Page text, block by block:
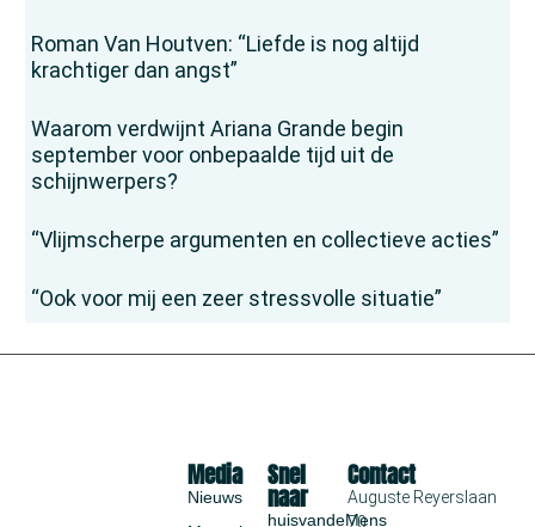
Roman Van Houtven: “Liefde is nog altijd
krachtiger dan angst”
Waarom verdwijnt Ariana Grande begin
september voor onbepaalde tijd uit de
schijnwerpers?
“Vlijmscherpe argumenten en collectieve acties”
“Ook voor mij een zeer stressvolle situatie”
Snel
naar
huisvandeMens
Media
Nieuws
Contact
Auguste Reyerslaan
70